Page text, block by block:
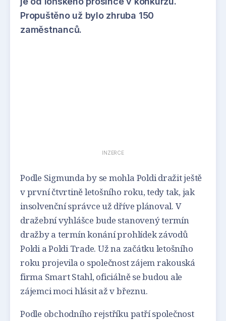
Propuštěno už bylo zhruba 150
zaměstnanců.
INZERCE
Podle Sigmunda by se mohla Poldi dražit ještě
v první čtvrtině letošního roku, tedy tak, jak
insolvenční správce už dříve plánoval. V
dražební vyhlášce bude stanovený termín
dražby a termín konání prohlídek závodů
Poldi a Poldi Trade. Už na začátku letošního
roku projevila o společnost zájem rakouská
firma Smart Stahl, oficiálně se budou ale
zájemci moci hlásit až v březnu.
Podle obchodního rejstříku patří společnost